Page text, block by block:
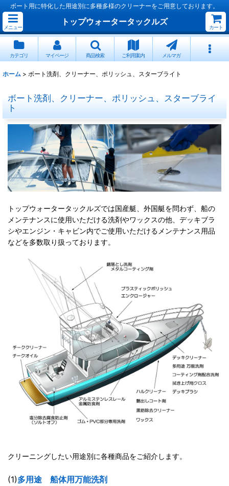
ボート用に特化した用途別に多種多様のクリーナーをご用意しております。
メニュー
トップウォータータックルズ
カート
カテゴリ マイページ 商品検索 ご利用案内 メルマガ
ホーム > ボート洗剤、クリーナー、ポリッシュ、スターブライト
ボート洗剤、クリーナー、ポリッシュ、スターブライ
ト
トップウォータータックルズでは国産艇、外国艇を問わず、船の
メンテナンスに使用いただける洗剤やワックスの他、デッキブラ
シやエンジン・キャビン内でご使用いただけるメンテナンス用品
などを多数取り扱っております。
クリーニングしたい用途別に各種商品をご紹介します。
(1)多用途 船体用万能洗剤